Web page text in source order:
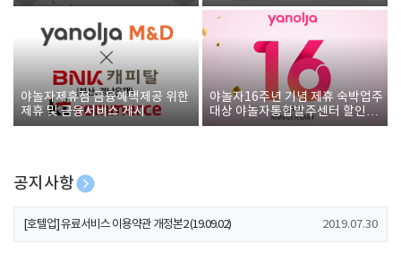
야놀자제휴점 금융혜택제공 위한
제휴 및 금융서비스 게시
야놀자16주년 기념 제휴 숙박업주
대상 야놀자통합발주센터 할인쿠
폰 증정
공지사항
[호텔업] 개인정보 처리방침 개정본1 (19.09.02)
[호텔업] 유료서비스 이용약관 개정본2 (19.09.02) 2019.07.30